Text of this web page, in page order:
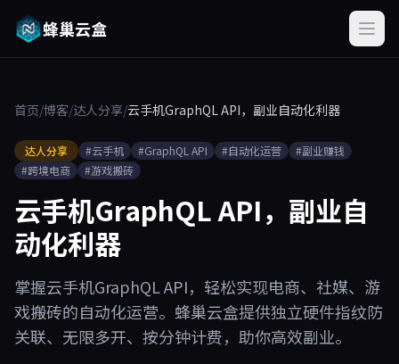
蜂巢云盒
首页/博客/达人分享/云手机GraphQL API，副业自动化利器
达人分享 #云手机 #GraphQL API #自动化运营
#副业赚钱
#跨境电商
#游戏搬砖
云手机GraphQL API，副业自
动化利器
掌握云手机GraphQL API，轻松实现电商、社媒、游
戏搬砖的自动化运营。蜂巢云盒提供独立硬件指纹防
关联、无限多开、按分钟计费，助你高效副业。